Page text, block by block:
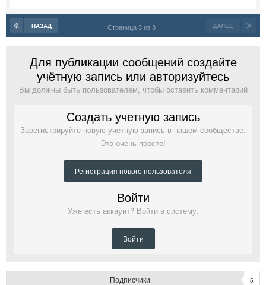
НАЗАД ДАЛЕЕ
Страница 3 из 3
Для публикации сообщений создайте
учётную запись или авторизуйтесь
Вы должны быть пользователем, чтобы оставить комментарий
Создать учетную запись
Зарегистрируйте новую учётную запись в нашем сообществе.
Это очень просто!
Регистрация нового пользователя
Войти
Уже есть аккаунт? Войти в систему.
Войти
Подписчики 5